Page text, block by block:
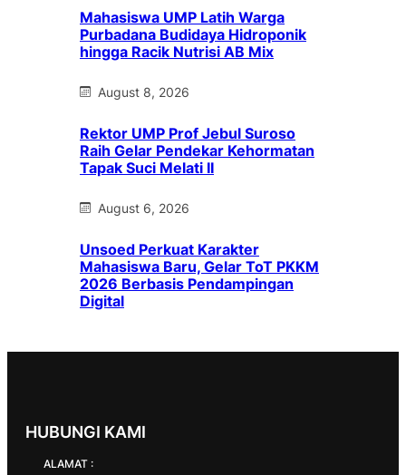
Mahasiswa UMP Latih Warga
Purbadana Budidaya Hidroponik
hingga Racik Nutrisi AB Mix
August 8, 2026
Rektor UMP Prof Jebul Suroso
Raih Gelar Pendekar Kehormatan
Tapak Suci Melati II
August 6, 2026
Unsoed Perkuat Karakter
Mahasiswa Baru, Gelar ToT PKKM
2026 Berbasis Pendampingan
Digital
HUBUNGI KAMI
ALAMAT :